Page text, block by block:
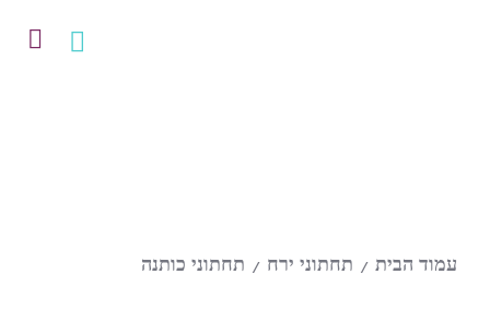
עמוד הבית / תחתוני ירח / תחתוני כותנה